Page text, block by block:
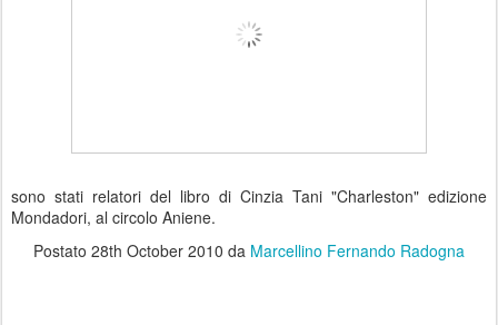
sono stati relatori del libro di Cinzia Tani "Charleston" edizione
Mondadori, al circolo Aniene.
Postato 28th October 2010 da Marcellino Fernando Radogna